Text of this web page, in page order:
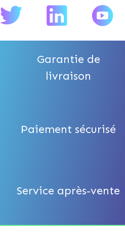
Garantie de
livraison
Paiement sécurisé
Service après-vente